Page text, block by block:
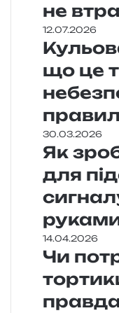
не
12.07.2026
що це
30.03.2026
Як
для
14.04.2026
Чи